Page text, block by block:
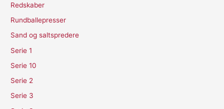
Redskaber
Rundballepresser
Sand og saltspredere
Serie 1
Serie 10
Serie 2
Serie 3